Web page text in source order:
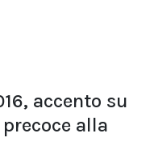
accento su
alla